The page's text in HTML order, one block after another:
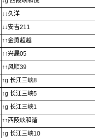
↓↓久洋
↓↓安吉211
↑↑金勇超越
↑↑兴晟05
↑↑风顺39
↑g 长江三峡8
↑g 长江三峡5
↑g 长江三峡1
↑↑西陵峡和谐
↑g 长江三峡10